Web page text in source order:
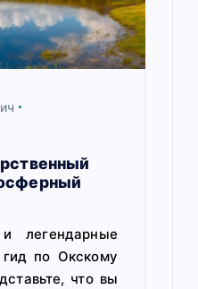
легендарные
по Окскому
что вы